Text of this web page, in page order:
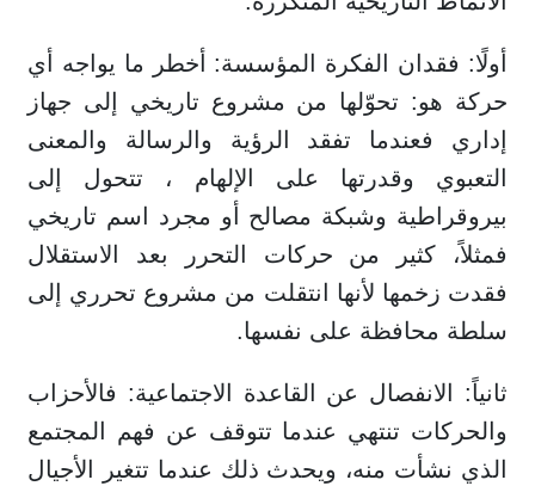
أولًا: فقدان الفكرة المؤسسة: أخطر ما يواجه أي
حركة هو: تحوّلها من مشروع تاريخي إلى جهاز
إداري فعندما تفقد الرؤية والرسالة والمعنى
التعبوي وقدرتها على الإلهام ، تتحول إلى
بيروقراطية وشبكة مصالح أو مجرد اسم تاريخي
فمثلاً، كثير من حركات التحرر بعد الاستقلال
فقدت زخمها لأنها انتقلت من مشروع تحرري إلى
سلطة محافظة على نفسها.
ثانياً: الانفصال عن القاعدة الاجتماعية: فالأحزاب
والحركات تنتهي عندما تتوقف عن فهم المجتمع
الذي نشأت منه، ويحدث ذلك عندما تتغير الأجيال